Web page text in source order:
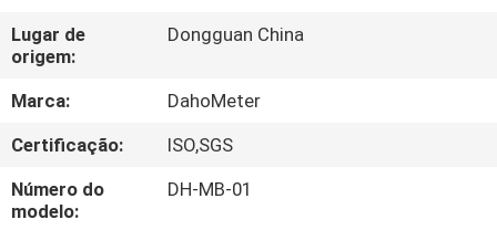
NÓS
EXCURSÃO
DA
FÁBRICA
Lugar de
origem:
Dongguan China
Marca:
DahoMeter
Certificação:
ISO,SGS
Número do
modelo:
DH-MB-01